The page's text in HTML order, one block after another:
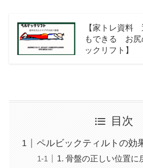
【家トレ資料
もできる お
ックリフト】
目次
ペルビックティルトの効
1. 骨盤の正しい位置に